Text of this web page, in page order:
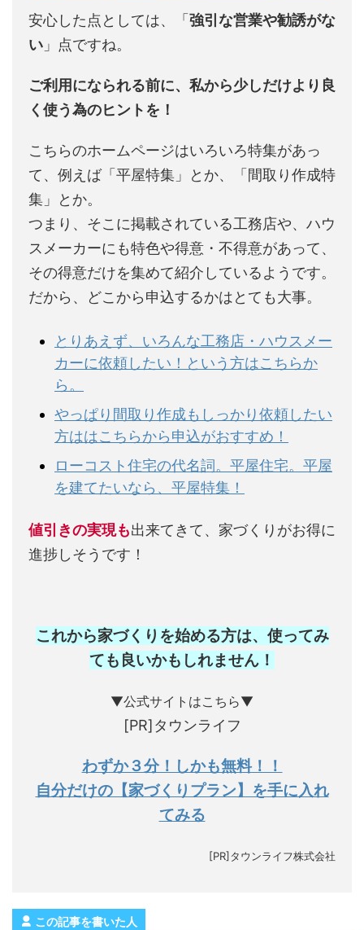
安心した点としては、「 強引な営業や勧誘がな
い 」点ですね。
ご利用になられる前に、私から少しだけより良
く使う為のヒントを！
こちらのホームページはいろいろ特集があっ
て、例えば「平屋特集」とか、「間取り作成特
集」とか。
つまり、そこに掲載されている工務店や、ハウ
スメーカーにも特色や得意・不得意があって、
その得意だけを集めて紹介しているようです。
だから、どこから申込するかはとても大事。
とりあえず、いろんな工務店・ハウスメー
カーに依頼したい！という方はこちらか
ら。
やっぱり間取り作成もしっかり依頼したい
方ははこちらから申込がおすすめ！
ローコスト住宅の代名詞。平屋住宅。平屋
を建てたいなら、平屋特集！
値引きの実現も出来てきて、家づくりがお得に
進捗しそうです！
これから家づくりを始める方は、使ってみ
ても良いかもしれません ！
▼公式サイトはこちら▼
[PR]タウンライフ
わずか３分！しかも無料！！
自分だけの【家づくりプラン】を手に入れ
てみる
[PR]タウンライフ株式会社
この記事を書いた人